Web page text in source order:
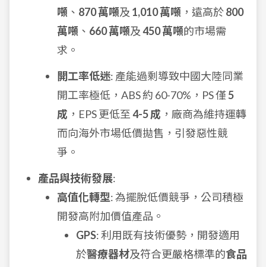
噸 、 870 萬噸及 1,010 萬噸 ，遠高於800
萬噸 、 660 萬噸及450 萬噸的市場需
求。
開工率低迷: 產能過剩導致中國大陸同業
開工率極低，ABS 約 60-70%，PS 僅5
成 ，EPS 更低至 4-5 成 ，廠商為維持運轉
而向海外市場低價拋售，引發惡性競
爭。
產品與技術發展:
高值化轉型: 為擺脫低價競爭，公司積極
開發高附加價值產品。
GPS: 利用既有技術優勢，開發適用
於醫療器材及符合更嚴格標準的食品